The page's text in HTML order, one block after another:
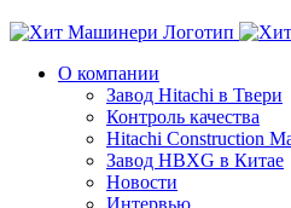
О компании
Завод Hitachi в Твери
Контроль качества
Hitachi Construction
Завод HBXG в Китае
Новости
Интервью